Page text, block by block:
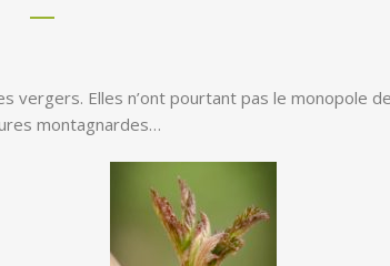
Elles n’ont pourtant pas le monopole
montagnardes…